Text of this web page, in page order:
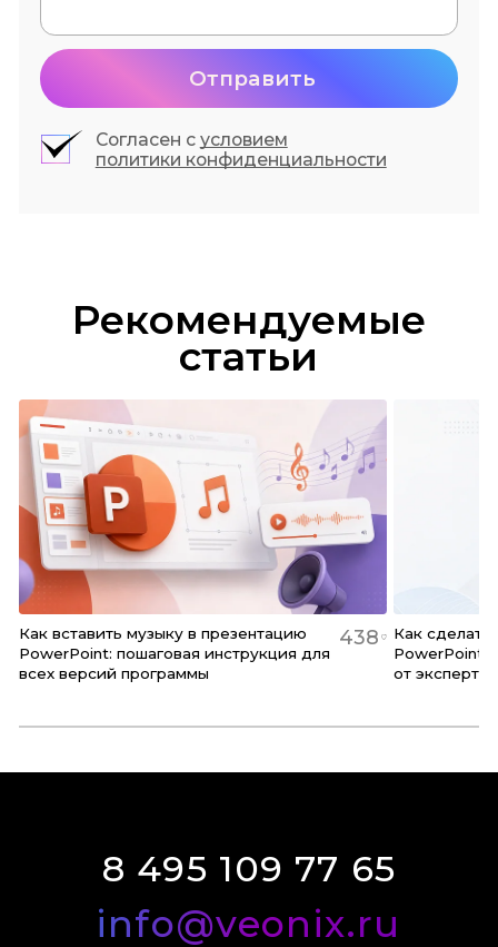
Отправить
Согласен с условием
политики конфиденциальности
Рекомендуемые
статьи
Как вставить музыку в презентацию
PowerPoint: пошаговая инструкция для
всех версий программы
438
Как сделать
PowerPoint:
от эксперта
8 495 109 77 65
info@veonix.ru